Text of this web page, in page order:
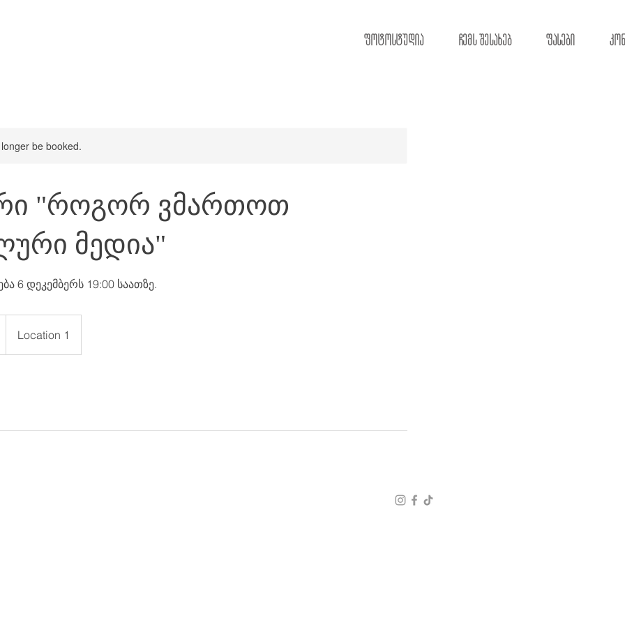
ფოტოსტუდია ჩემს შესახებ ფასები
be booked.
"როგორ ვმართოთ
მედია"
6 დეკემბერს 19:00 საათზე.
Location 1